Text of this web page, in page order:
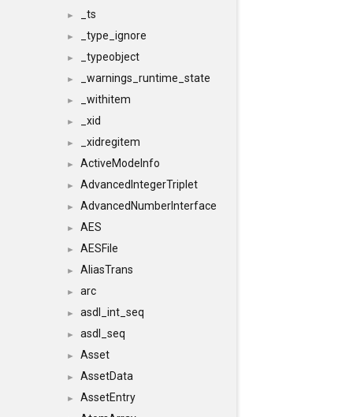
► _ts
► _type_ignore
► _typeobject
► _warnings_runtime_state
► _withitem
► _xid
► _xidregitem
► ActiveModeInfo
► AdvancedIntegerTriplet
► AdvancedNumberInterface
► AES
► AESFile
► AliasTrans
► arc
► asdl_int_seq
► asdl_seq
► Asset
► AssetData
► AssetEntry